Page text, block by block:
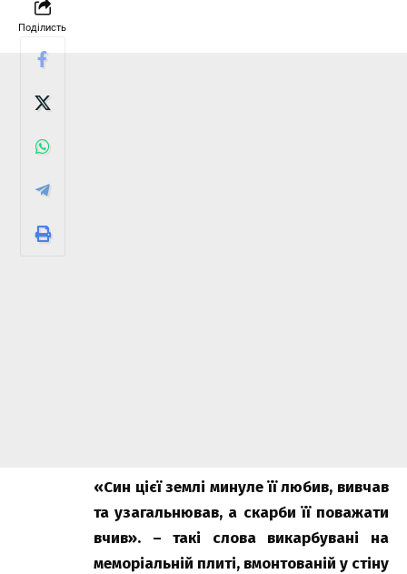
Поділисть
«Син цієї землі минуле її любив, вивчав
та узагальнював, а скарби її поважати
вчив». – такі слова викарбувані на
меморіальній плиті, вмонтованій у стіну